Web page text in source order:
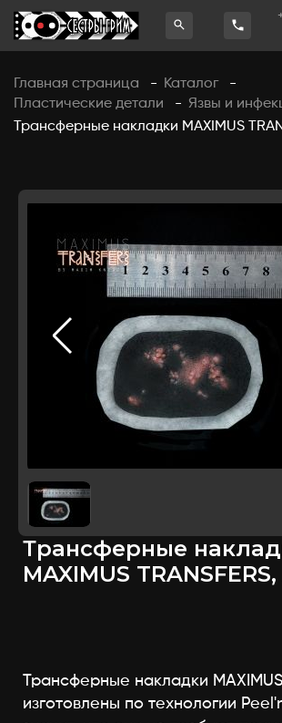
Главная страница - Каталог
-
Пластические детали
- Язвы и
Трансферные накладки MAXIMUS
Трансферные
MAXIMUS
Трансферные накладки MAXIMUS
изготовлены по технологии